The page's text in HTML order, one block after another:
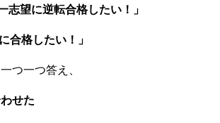
志望に逆転合格したい！」
合格したい！」
つ一つ答え、
せた